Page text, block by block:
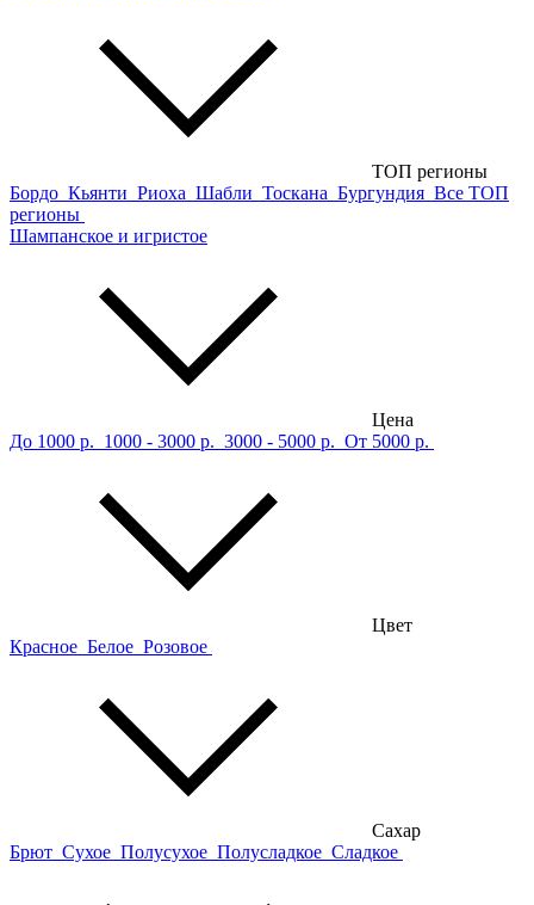
ТОП регионы
Бордо Кьянти Риоха Шабли Тоскана Бургундия Все ТОП
регионы
Шампанское и игристое
Цена
До 1000 р. 1000 - 3000 р. 3000 - 5000 р. От 5000 р.
Цвет
Красное Белое Розовое
Сахар
Брют Сухое Полусухое Полусладкое Сладкое